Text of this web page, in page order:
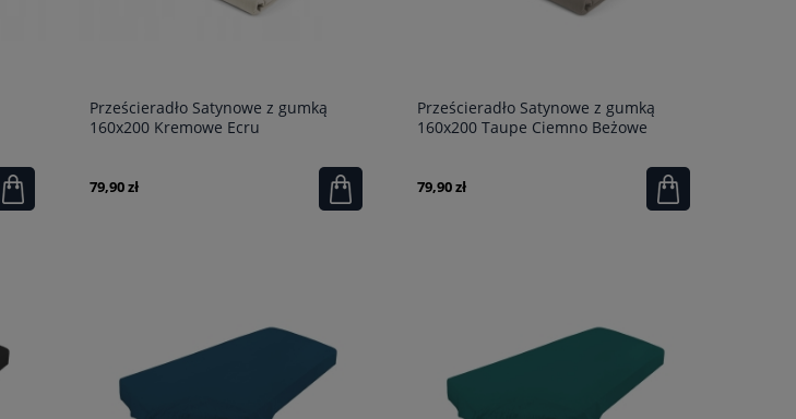
Prześcieradło Satynowe z gumką
160x200 Kremowe Ecru
79,90 zł
Prześcieradło Satynowe z gumką
160x200 Taupe Ciemno Beżowe
79,90 zł